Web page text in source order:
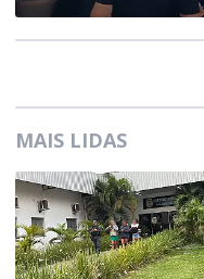
MAIS LIDAS